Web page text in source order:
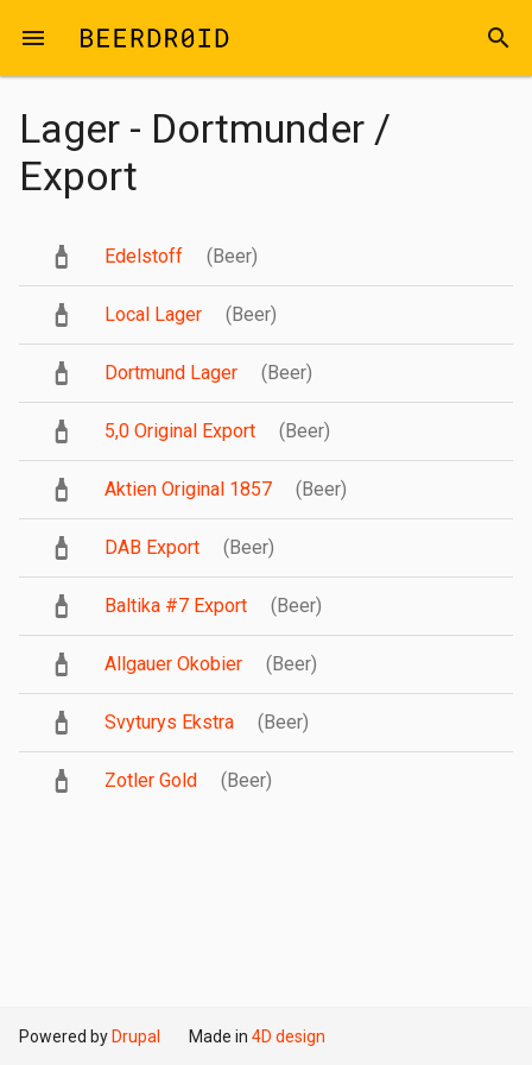
menu search
Lager - Dortmunder /
Export
Edelstoff (Beer)
Local Lager (Beer)
Dortmund Lager (Beer)
5,0 Original Export (Beer)
Aktien Original 1857 (Beer)
DAB Export (Beer)
Baltika #7 Export (Beer)
Allgauer Okobier (Beer)
Svyturys Ekstra (Beer)
Zotler Gold (Beer)
Powered by Drupal Made in 4D design